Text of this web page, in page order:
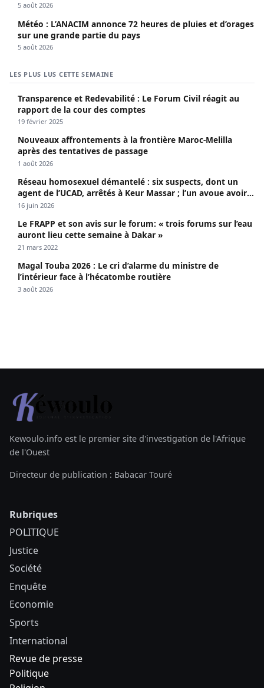
5 août 2026
Météo : L’ANACIM annonce 72 heures de pluies et d’orages
sur une grande partie du pays
5 août 2026
LES PLUS LUS CETTE SEMAINE
Transparence et Redevabilité : Le Forum Civil réagit au
rapport de la cour des comptes
19 février 2025
Nouveaux affrontements à la frontière Maroc-Melilla
après des tentatives de passage
1 août 2026
Réseau homosexuel démantelé : six suspects, dont un
agent de l’UCAD, arrêtés à Keur Massar ; l’un avoue avoir
propagé le VIH depuis 2018
16 juin 2026
Le FRAPP et son avis sur le forum: « trois forums sur l’eau
auront lieu cette semaine à Dakar »
21 mars 2022
Magal Touba 2026 : Le cri d’alarme du ministre de
l’intérieur face à l’hécatombe routière
3 août 2026
Kewoulo.info est le premier site d'investigation de l'Afrique
de l'Ouest
Directeur de publication : Babacar Touré
Rubriques
POLITIQUE
Justice
Société
Enquête
Economie
Sports
International
Revue de presse
Politique